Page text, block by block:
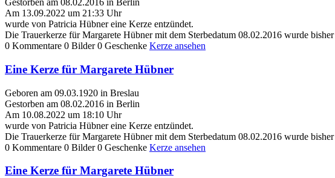
Gestorben am 08.02.2016 in Berlin
Am 13.09.2022 um 21:33 Uhr
wurde von Patricia Hübner eine Kerze entzündet.
Die Trauerkerze für Margarete Hübner mit dem Sterbedatum 08.02.2016 wurde
0 Kommentare 0 Bilder 0 Geschenke Kerze ansehen
Eine Kerze für Margarete Hübner
Geboren am 09.03.1920 in Breslau
Gestorben am 08.02.2016 in Berlin
Am 10.08.2022 um 18:10 Uhr
wurde von Patricia Hübner eine Kerze entzündet.
Die Trauerkerze für Margarete Hübner mit dem Sterbedatum 08.02.2016 wurde
0 Kommentare 0 Bilder 0 Geschenke Kerze ansehen
Eine Kerze für Margarete Hübner